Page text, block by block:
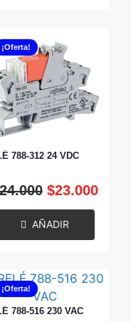
788-312 24 VDC
¡Oferta!
$23.000
AÑADIR
788-516 230 VAC
¡Oferta!